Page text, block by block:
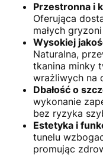
Przestronna i
Oferująca
małych
Wysokiej
Naturalna,
tkanina minky
wrażliwych na
Dbałość o
wykonanie
bez ryzyka
Estetyka i
tunelu
promując